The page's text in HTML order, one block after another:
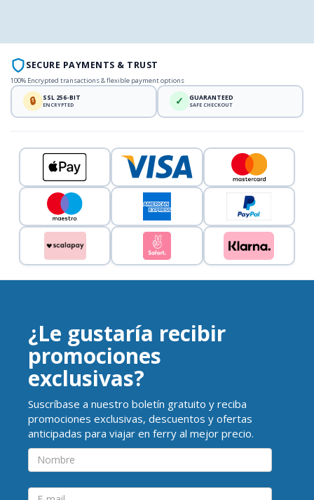
SECURE PAYMENTS & TRUST
100% Encrypted transactions & flexible payment options
🔒 SSL 256-BIT
ENCRYPTED ✓ GUARANTEED
SAFE CHECKOUT
¿Le gustaría recibir
promociones
exclusivas?
Suscríbase a nuestro boletín gratuito y reciba
promociones exclusivas, descuentos y ofertas
anticipadas para viajar en ferry al mejor precio.